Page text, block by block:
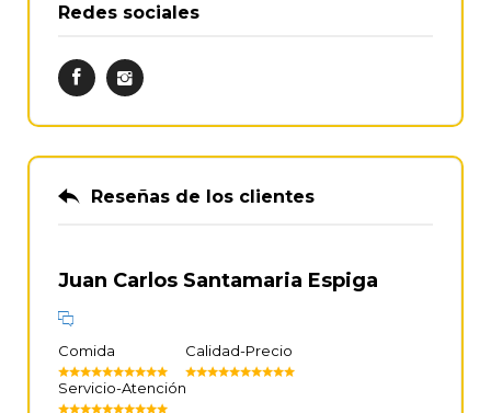
Redes sociales
Reseñas de los clientes
Juan Carlos Santamaria Espiga
Comida Calidad-Precio
Servicio-Atención